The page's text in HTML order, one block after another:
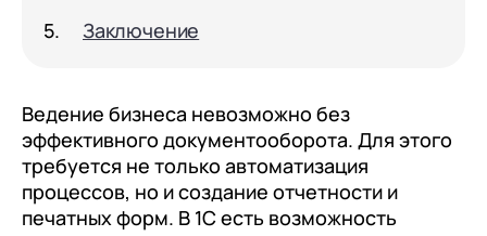
Заключение
Ведение бизнеса невозможно без
эффективного документооборота. Для этого
требуется не только автоматизация
процессов, но и создание отчетности и
печатных форм. В 1С есть возможность
1С:CRM
Сервисы 1С
1С-ЭДО
1С:Контрагент